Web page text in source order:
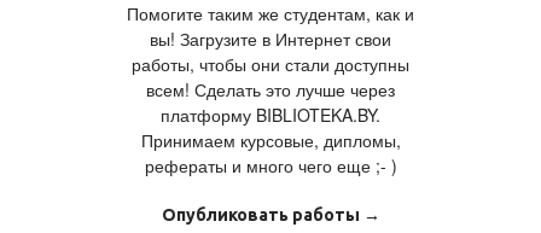
Помогите таким же студентам, как и
вы! Загрузите в Интернет свои
работы, чтобы они стали доступны
всем! Сделать это лучше через
платформу BIBLIOTEKA.BY.
Принимаем курсовые, дипломы,
рефераты и много чего еще ;- )
Опубликовать работы →